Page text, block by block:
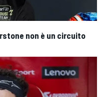
non è un circuito